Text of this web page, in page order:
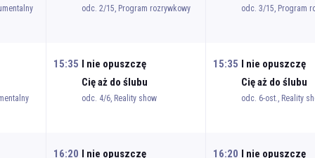
odc. 2/15, Program rozrywkowy odc. 3/15, Program
15:35 I nie opuszczę
Cię aż do ślubu
odc. 4/6, Reality show
15:35 I nie opuszczę
Cię aż do ślubu
odc. 6-ost., Reality
16:20 I nie opuszczę 16:20 I nie opuszczę